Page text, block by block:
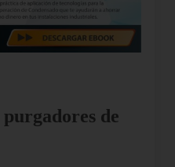
purgadores de